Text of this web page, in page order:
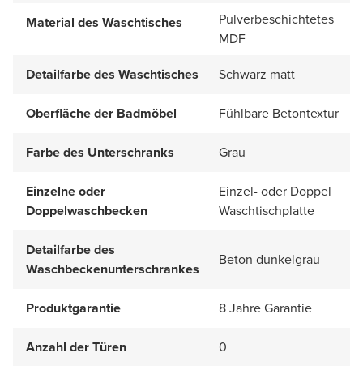
Material des Waschtisches
Pulverbeschichtetes
MDF
Detailfarbe des Waschtisches
Schwarz matt
Oberfläche der Badmöbel Fühlbare Betontextur
Farbe des Unterschranks Grau
Einzelne oder
Doppelwaschbecken
Einzel- oder Doppel
Waschtischplatte
Detailfarbe des
Waschbeckenunterschrankes
Beton dunkelgrau
Produktgarantie 8 Jahre Garantie
Anzahl der Türen 0